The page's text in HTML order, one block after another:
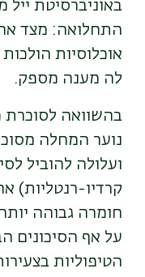
באוניברסיטת
התחלואה: מצד
אוכלוסיות הולכות
לה מענה מספק.
נוער המחלה
ועלולה להוביל
קרדיו-רנטליות)
חומרה גבוהה
על אף הסיכונים